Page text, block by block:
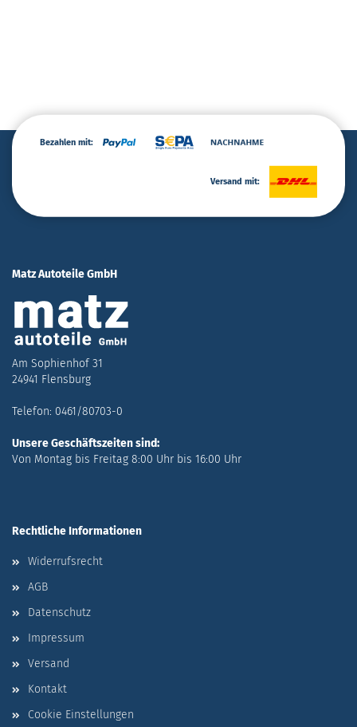
Bezahlen mit:
Versand mit:
Matz Autoteile GmbH
Am Sophienhof 31
24941 Flensburg
Telefon: 0461/80703-0
Unsere Geschäftszeiten sind:
Von Montag bis Freitag 8:00 Uhr bis 16:00 Uhr
Rechtliche Informationen
Widerrufsrecht
AGB
Datenschutz
Impressum
Versand
Kontakt
Cookie Einstellungen